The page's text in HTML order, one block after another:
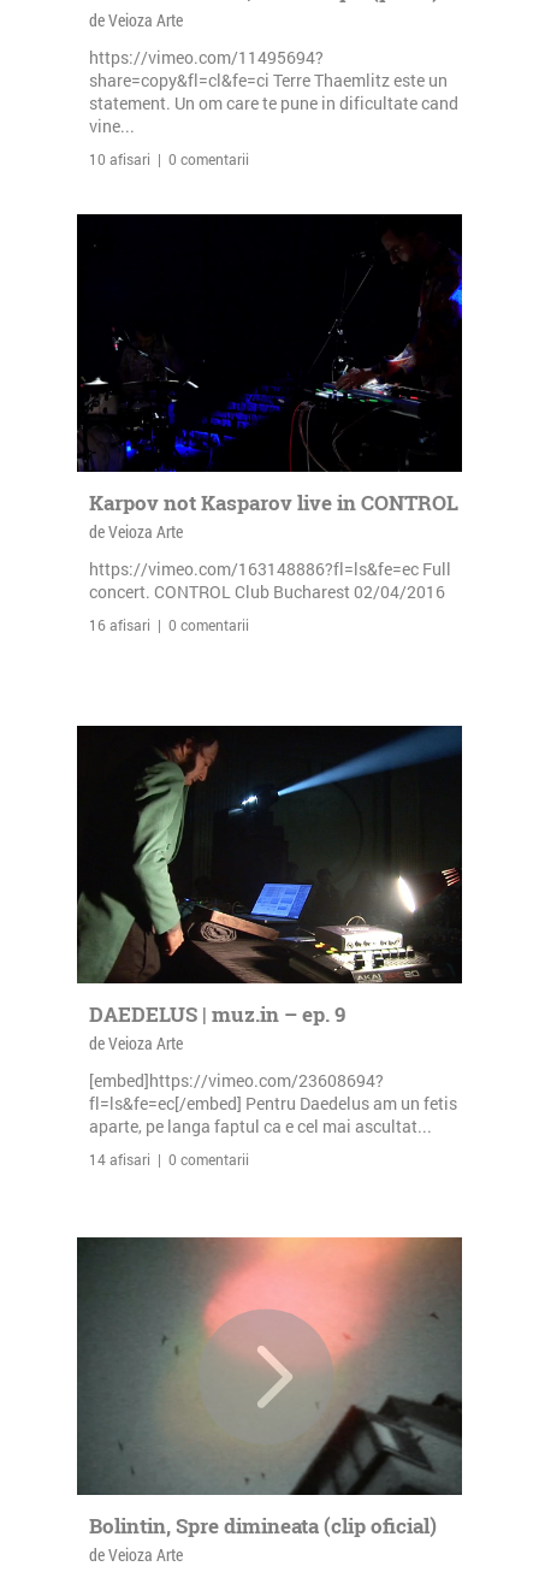
de Veioza Arte
https://vimeo.com/11495694?
share=copy&fl=cl&fe=ci Terre Thaemlitz este un
statement. Un om care te pune in dificultate cand
vine...
10 afisari | 0 comentarii
Karpov not Kasparov live in CONTROL
de Veioza Arte
https://vimeo.com/163148886?fl=ls&fe=ec Full
concert. CONTROL Club Bucharest 02/04/2016
16 afisari | 0 comentarii
DAEDELUS | muz.in – ep. 9
de Veioza Arte
[embed]https://vimeo.com/23608694?
fl=ls&fe=ec[/embed] Pentru Daedelus am un fetis
aparte, pe langa faptul ca e cel mai ascultat...
14 afisari | 0 comentarii
Bolintin, Spre dimineata (clip oficial)
de Veioza Arte